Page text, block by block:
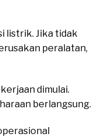
listrik. Jika tidak
peralatan,
dimulai.
berlangsung.